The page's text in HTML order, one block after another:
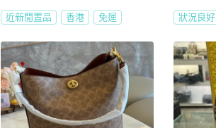
近新閒置品 香港 免運 狀況良好